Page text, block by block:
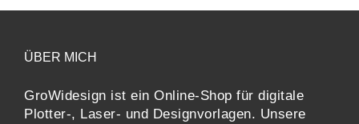
ÜBER MICH
GroWidesign ist ein Online-Shop für digitale
Plotter-, Laser- und Designvorlagen. Unsere